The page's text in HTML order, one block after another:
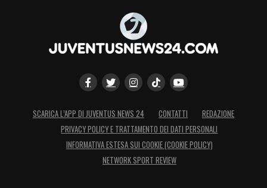
SCARICA L’APP DI JUVENTUS NEWS 24 CONTATTI
REDAZIONE
PRIVACY POLICY E TRATTAMENTO DEI DATI PERSONALI
INFORMATIVA ESTESA SUI COOKIE (COOKIE POLICY)
NETWORK SPORT REVIEW